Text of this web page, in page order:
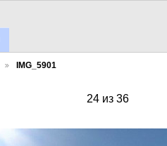
IMG_5901
24 из 36